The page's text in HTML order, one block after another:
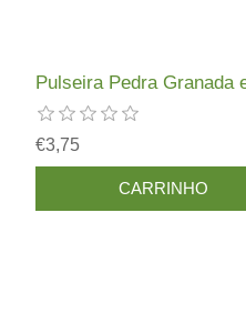
Pulseira Pedra Granada
€3,75